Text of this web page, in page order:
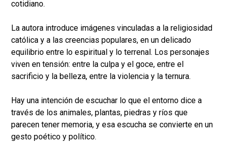
cotidiano.
La autora introduce imágenes vinculadas a la religiosidad
católica y a las creencias populares, en un delicado
equilibrio entre lo espiritual y lo terrenal. Los personajes
viven en tensión: entre la culpa y el goce, entre el
sacrificio y la belleza, entre la violencia y la ternura.
Hay una intención de escuchar lo que el entorno dice a
través de los animales, plantas, piedras y ríos que
parecen tener memoria, y esa escucha se convierte en un
gesto poético y político.